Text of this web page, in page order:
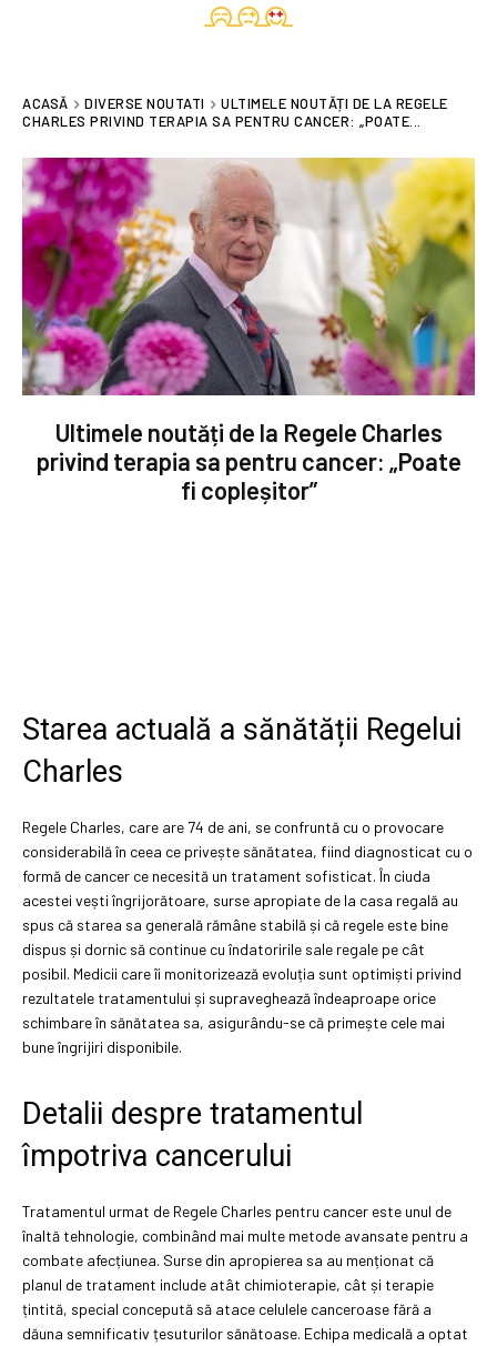
ACASĂ DIVERSE NOUTATI
ULTIMELE NOUTĂȚI DE LA REGELE
CHARLES PRIVIND TERAPIA SA PENTRU CANCER: „POATE...
Ultimele noutăți de la Regele Charles
privind terapia sa pentru cancer: „Poate
fi copleșitor”
Starea actuală a sănătății Regelui
Charles
Regele Charles, care are 74 de ani, se confruntă cu o provocare
considerabilă în ceea ce privește sănătatea, fiind diagnosticat cu o
formă de cancer ce necesită un tratament sofisticat. În ciuda
acestei vești îngrijorătoare, surse apropiate de la casa regală au
spus că starea sa generală rămâne stabilă și că regele este bine
dispus și dornic să continue cu îndatoririle sale regale pe cât
posibil. Medicii care îi monitorizează evoluția sunt optimiști privind
rezultatele tratamentului și supraveghează îndeaproape orice
schimbare în sănătatea sa, asigurându-se că primește cele mai
bune îngrijiri disponibile.
Detalii despre tratamentul
împotriva cancerului
Tratamentul urmat de Regele Charles pentru cancer este unul de
înaltă tehnologie, combinând mai multe metode avansate pentru a
combate afecțiunea. Surse din apropierea sa au menționat că
planul de tratament include atât chimioterapie, cât și terapie
țintită, special concepută să atace celulele canceroase fără a
dăuna semnificativ țesuturilor sănătoase. Echipa medicală a optat